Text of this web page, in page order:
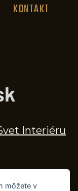
KONTAKT
Interiéru
môžete v